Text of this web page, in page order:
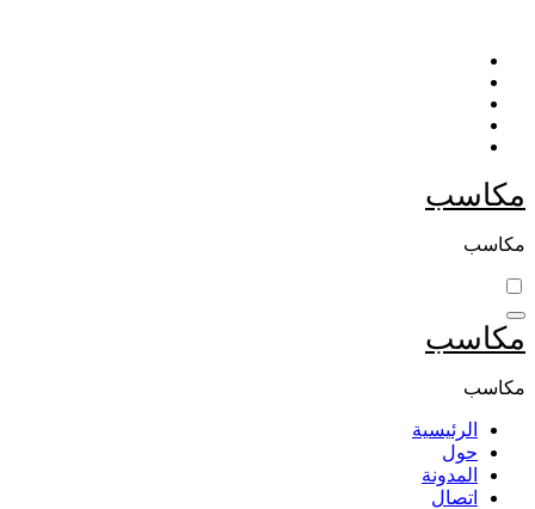
التجاوز
المحتوى
مكاسب
مكاسب
مكاسب
مكاسب
الرئيسية
حول
المدونة
اتصال